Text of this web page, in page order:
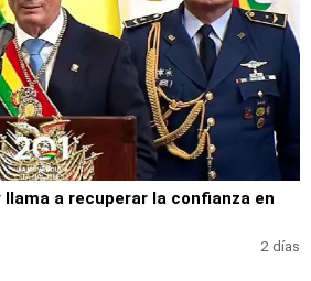
llama a recuperar la confianza en
2 días